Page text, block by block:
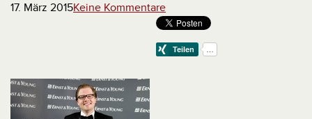
17. März 2015Keine Kommentare